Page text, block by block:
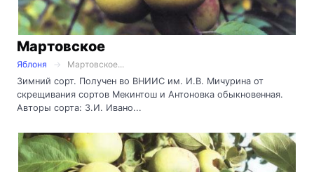
Мартовское
Яблоня
Мартовское...
Зимний сорт. Получен во ВНИИС им. И.В. Мичурина от
скрещивания сортов Мекинтош и Антоновка обыкновенная.
Авторы сорта: З.И. Ивано...